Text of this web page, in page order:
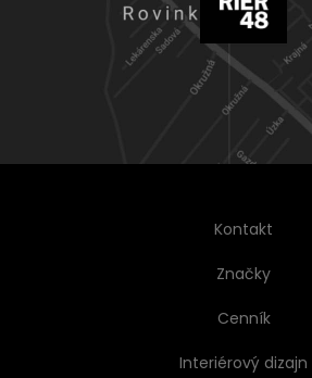
Kontakt
Značky
Cenník
Interiérový dizajn